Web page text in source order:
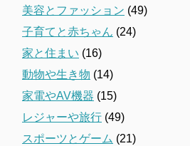
美容とファッション (49)
子育てと赤ちゃん (24)
家と住まい (16)
動物や生き物 (14)
家電やAV機器 (15)
レジャーや旅行 (49)
スポーツとゲーム (21)